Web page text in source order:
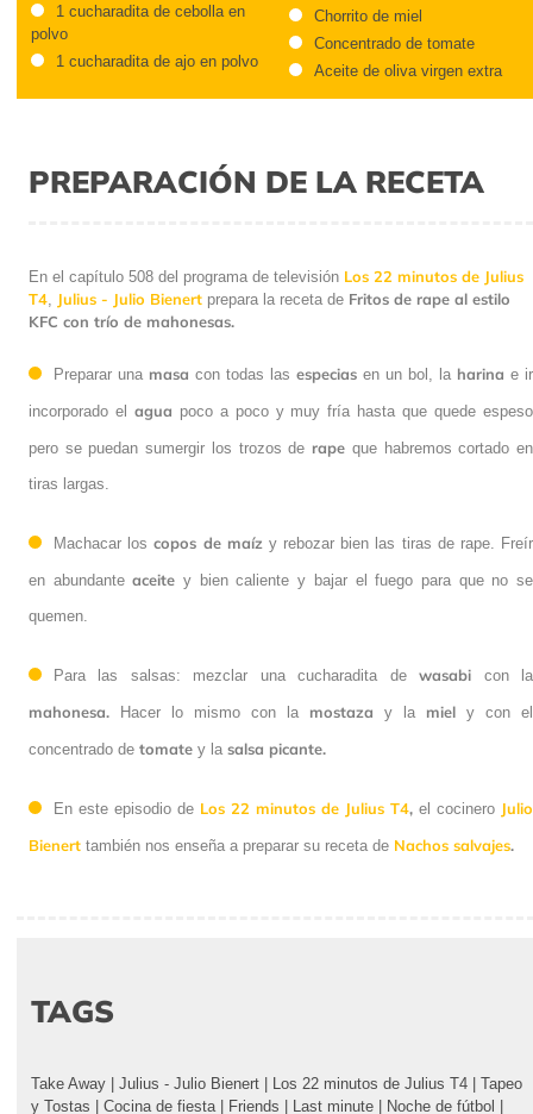
1 cucharadita de cebolla en
polvo
1 cucharadita de ajo en polvo
Chorrito de miel
Concentrado de tomate
Aceite de oliva virgen extra
PREPARACIÓN DE LA RECETA
En el capítulo 508 del programa de televisión Los 22 minutos de
Julius T4, Julius - Julio Bienertprepara la receta de Fritos de rape al
estilo KFC con trío de mahonesas.
Preparar una masacon todas las especiasen un bol, laharinae ir
incorporado el aguapoco a poco y muy fría hasta que quede espeso
pero se puedan sumergir los trozos derapeque habremos cortado en
tiras largas.
Machacar los copos de maízy rebozar bien las tiras de rape. Freír
en abundante aceitey bien caliente y bajar el fuego para que no se
quemen.
Para las salsas: mezclar una cucharadita de wasabicon la
mahonesa. Hacer lo mismo con la mostazay la miely con el
concentrado de tomate y la salsa picante.
En este episodio de Los 22 minutos de Julius T4,el cocineroJulio
Bienert también nos enseña a preparar su receta de Nachos salvajes
TAGS
Take Away | Julius - Julio Bienert | Los 22 minutos de Julius T4 |
Tapeo y Tostas|Cocina de fiesta|Friends |Last minute| Noche de